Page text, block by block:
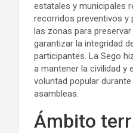
estatales y municipales
recorridos preventivos y
las zonas para
garantizar la integridad
participantes. La Sego
a mantener la civilidad y
voluntad popular durante
asambleas.
Ámbito